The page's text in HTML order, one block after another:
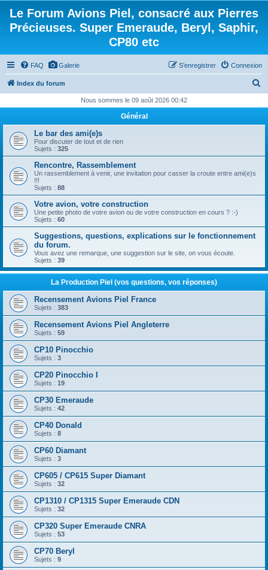
Le Forum Avions Piel, consacré aux Pierres
Précieuses. Super Emeraude, Beryl, Saphir,
CP80 etc
FAQ Galerie Connexion
S’enregistrer
Index du forum
h
r
e
Nous sommes le 09 août 2026 00:42
Général
Le bar des ami(e)s
Pour discuter de tout et de rien
Sujets : 325
Rencontre, Rassemblement
Un rassemblement à venir, une invitation pour casser la croute entre ami(e)s
!!!
Sujets : 88
Votre avion, votre construction
Une petite photo de votre avion ou de votre construction en cours ? :-)
Sujets : 60
Suggestions, questions, explications sur le fonctionnement
du forum.
Vous avez une remarque, une suggestion sur le site, on vous écoute.
Sujets : 39
La Production Piel (vos questions, vos réponses)
Recensement Avions Piel France
Sujets : 383
Recensement Avions Piel Angleterre
Sujets : 59
CP10 Pinocchio
Sujets : 3
CP20 Pinocchio I
Sujets : 19
CP30 Emeraude
Sujets : 42
CP40 Donald
Sujets : 8
CP60 Diamant
Sujets : 3
CP605 / CP615 Super Diamant
Sujets : 32
CP1310 / CP1315 Super Emeraude CDN
Sujets : 32
CP320 Super Emeraude CNRA
Sujets : 53
CP70 Beryl
Sujets : 9